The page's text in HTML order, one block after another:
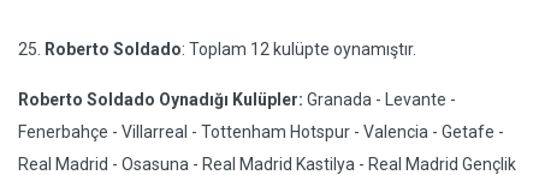
25. Roberto Soldado: Toplam 12 kulüpte oynamıştır.
Roberto Soldado Oynadığı Kulüpler: Granada - Levante -
Fenerbahçe - Villarreal - Tottenham Hotspur - Valencia - Getafe -
Real Madrid - Osasuna - Real Madrid Kastilya - Real Madrid Gençlik